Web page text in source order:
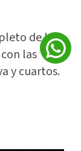
de lo
las
y cuartos.